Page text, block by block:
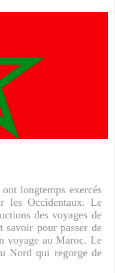
longtemps exercés
les Occidentaux. Le
des voyages de
pour passer de
voyage au Maroc. Le
Nord qui regorge de